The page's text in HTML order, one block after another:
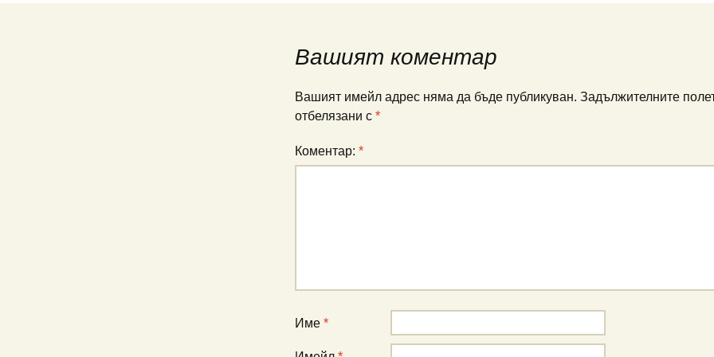
Вашият коментар
Вашият имейл адрес няма да бъде публикуван. Задължителните
отбелязани с *
Коментар: *
Име *